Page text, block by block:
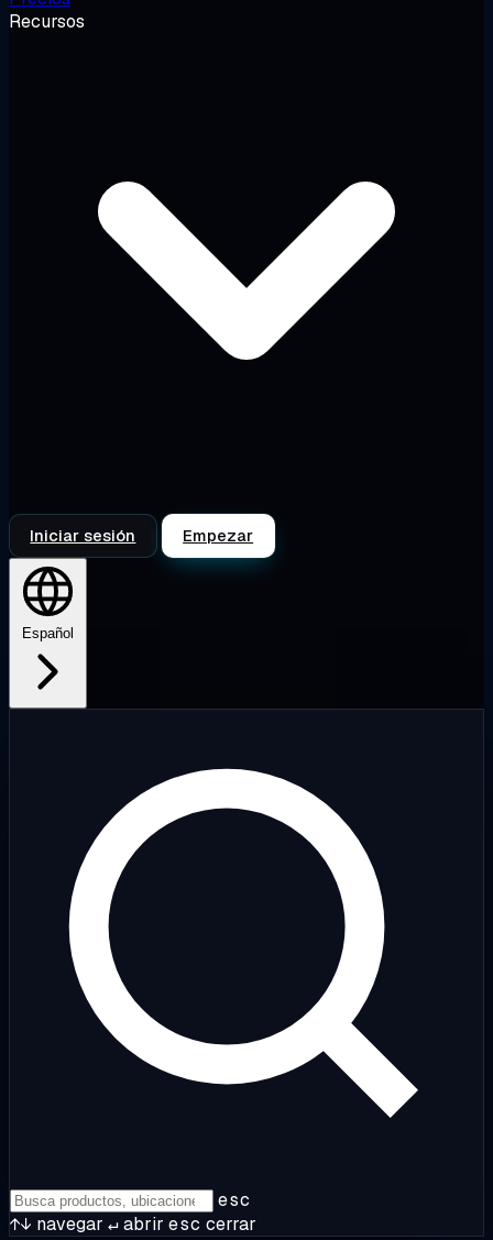
Recursos
Iniciar sesión Empezar
Español
esc
↑↓ navegar ↵abrir esc cerrar